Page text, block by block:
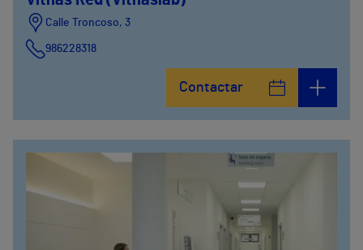
Calle Troncoso, 3
986228318
981067066
Contactar